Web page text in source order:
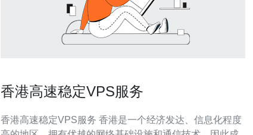
香港高速稳定VPS服务
香港高速稳定VPS服务 香港是一个经济发达、信息化程度